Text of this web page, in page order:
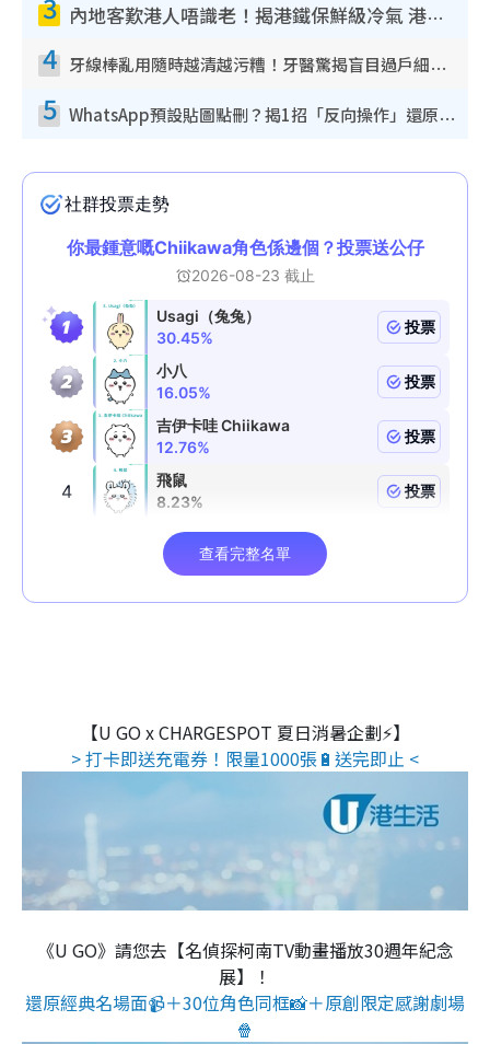
內地客歎港人唔識老！揭港鐵保鮮級冷氣 港人求放過：咪投訴
4 牙線棒亂用隨時越清越污糟！牙醫驚揭盲目過戶細菌恐致蛀牙：呢種先係日常真保養
5 WhatsApp預設貼圖點刪？揭1招「反向操作」還原簡潔介面 附3步實測教學
【U GO x CHARGESPOT 夏日消暑企劃⚡】
> 打卡即送充電券！限量1000張🔋送完即止 <
《U GO》請您去【名偵探柯南TV動畫播放30週年紀念
展】！
還原經典名場面📹＋30位角色同框📸＋原創限定感謝劇場
🍿